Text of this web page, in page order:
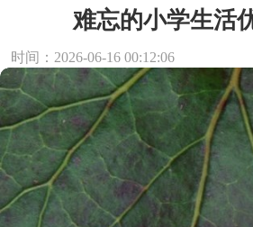
难忘的小学生活
时间：2026-06-16 00:12:06